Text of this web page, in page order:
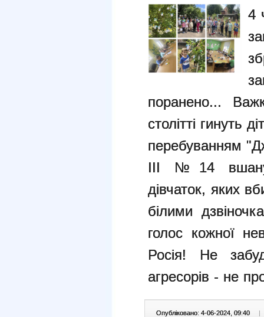
4
поранено...
столітті гинуть
перебуванням
ІІІ №14
дівчаток, яких
білими
голос кожної
Росія! Не
агресорів - не
Опубліковано: 4-06-2024, 09:40 |